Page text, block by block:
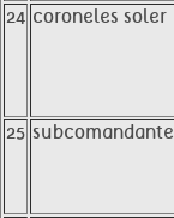
24 coroneles soler
25 subcomandante